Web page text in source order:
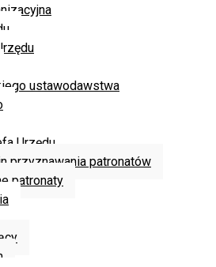
ustawodawstwa
Urzędu
przyznawania patronatów
patronaty